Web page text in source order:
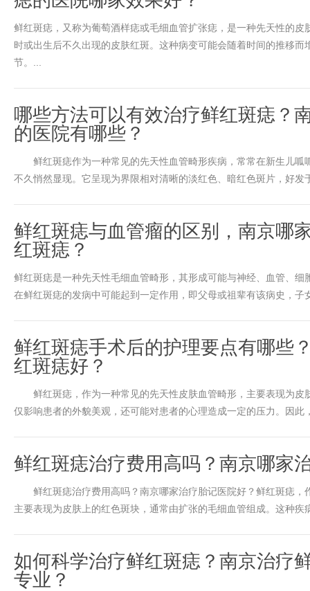
鲜红斑痣，又称为葡萄酒样痣或毛细血管扩张痣，是一种先天性的皮
时或出生后不久出现的皮肤红斑。这种病变可能会随着时间的推移而
节。...
哪些方法可以有效治疗鲜红斑痣？
的医院有哪些？
鲜红斑痣作为一种常见的先天性血管畸形疾病，常常在新生儿呱
不久悄然显现。它呈现为界限相对清晰的淡红色、暗红色斑片，好发
鲜红斑痣与血管瘤的区别，南京哪
红斑痣？
鲜红斑痣是一种先天性毛细血管畸形，其形成可能与神经、血管、细
在鲜红斑痣的发病中可能起到一定作用，即父母或祖辈有该病史，子
鲜红斑痣手术后的护理要点有哪些
红斑痣好？
鲜红斑痣，作为一种常见的先天性皮肤血管畸形，主要表现为皮
仅影响患者的外貌美观，还可能对患者的心理造成一定的压力。因此
鲜红斑痣治疗费用高吗？南京哪家
鲜红斑痣治疗费用高吗？南京哪家治疗胎记医院好？鲜红斑痣，
主要表现为皮肤上的红色斑块，通常由扩张的毛细血管组成。这种疾
如何科学治疗鲜红斑痣？南京治疗
专业？